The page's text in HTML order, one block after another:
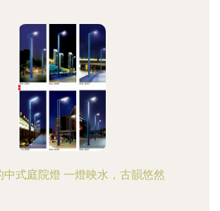
中式庭院燈 一燈映水，古韻悠然